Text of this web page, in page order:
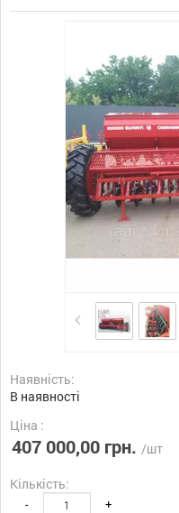
Наявність:
В наявності
Ціна :
407 000,00 грн. /шт
Кількість:
- +